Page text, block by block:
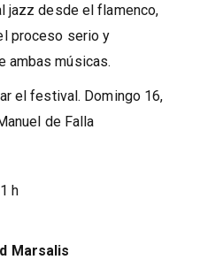
jazz desde el flamenco,
proceso serio y
ambas músicas.
el festival. Domingo 16,
de Falla
h
Marsalis